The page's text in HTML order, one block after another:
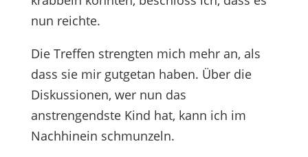
nun reichte.
Die Treffen strengten mich mehr an, als
dass sie mir gutgetan haben. Über die
Diskussionen, wer nun das
anstrengendste Kind hat, kann ich im
Nachhinein schmunzeln.